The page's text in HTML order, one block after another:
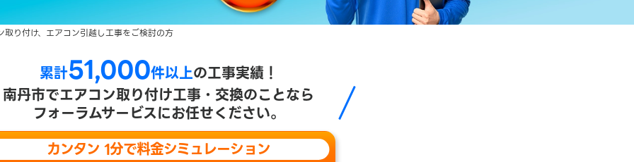
取り付け、エアコン引越し工事をご検討の方
累計51,000件以上の工事実績！
南丹市でエアコン取り付け工事・交換のことなら
フォーラムサービスにお任せください。
カンタン 1分で料金シミュレーション